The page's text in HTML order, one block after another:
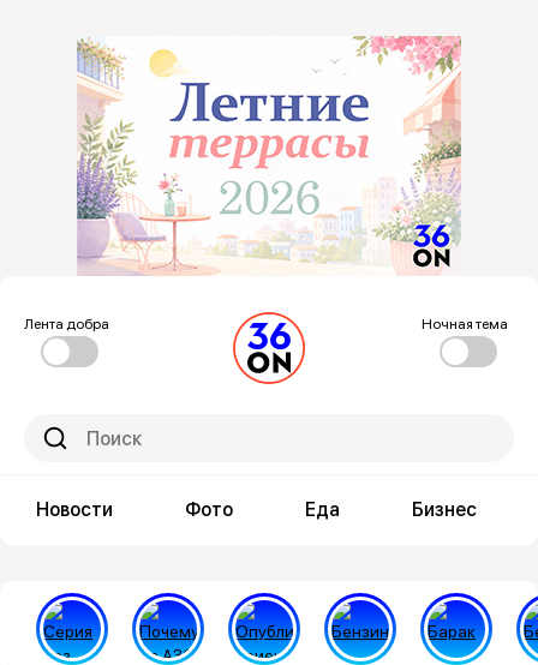
Лента добра Ночная тема
Новости Фото Еда Бизнес